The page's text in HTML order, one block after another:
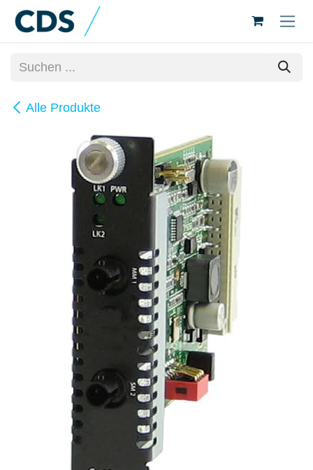
Zum Inhalt springen
Alle Produkte